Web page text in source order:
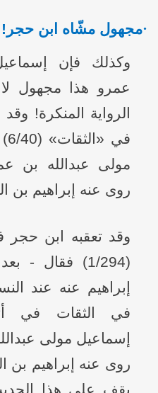
·مجهول مشّاه ابن حجر!
وكذلك فإن
عمرو هذا مجهول
الرواية المنكرة!
مولى عبدالله بن
روى عنه إبراهيم بن
وقد تعقبه ابن حجر
(1/294) فقال -
إبراهيم عنه عند
في الثقات في
إسماعيل مولى
روى عنه إبراهيم بن
يقف على هذا